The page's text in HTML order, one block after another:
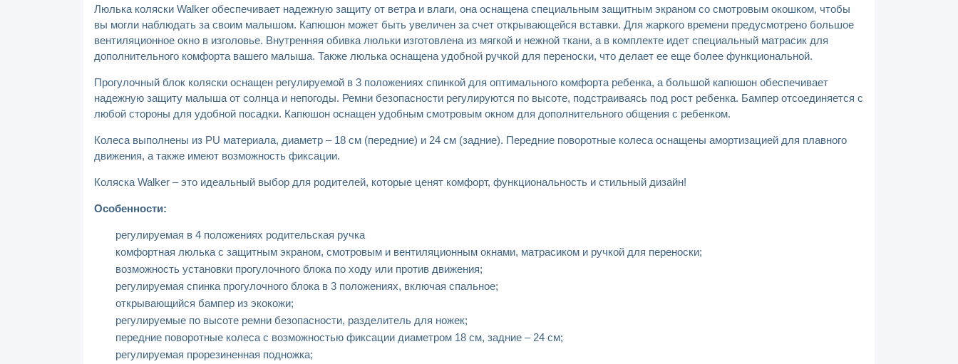
Люлька коляски Walker обеспечивает надежную защиту от ветра и влаги, она оснащена специальным защитным экраном со смотровым окошком, чтобы
вы могли наблюдать за своим малышом. Капюшон может быть увеличен за счет открывающейся вставки. Для жаркого времени предусмотрено большое
вентиляционное окно в изголовье. Внутренняя обивка люльки изготовлена из мягкой и нежной ткани, а в комплекте идет специальный матрасик для
дополнительного комфорта вашего малыша. Также люлька оснащена удобной ручкой для переноски, что делает ее еще более функциональной.
Прогулочный блок коляски оснащен регулируемой в 3 положениях спинкой для оптимального комфорта ребенка, а большой капюшон обеспечивает
надежную защиту малыша от солнца и непогоды. Ремни безопасности регулируются по высоте, подстраиваясь под рост ребенка. Бампер отсоединяется с
любой стороны для удобной посадки. Капюшон оснащен удобным смотровым окном для дополнительного общения с ребенком.
Колеса выполнены из PU материала, диаметр – 18 см (передние) и 24 см (задние). Передние поворотные колеса оснащены амортизацией для плавного
движения, а также имеют возможность фиксации.
Коляска Walker – это идеальный выбор для родителей, которые ценят комфорт, функциональность и стильный дизайн!
Особенности:
регулируемая в 4 положениях родительская ручка
комфортная люлька с защитным экраном, смотровым и вентиляционным окнами, матрасиком и ручкой для переноски;
возможность установки прогулочного блока по ходу или против движения;
регулируемая спинка прогулочного блока в 3 положениях, включая спальное;
открывающийся бампер из экокожи;
регулируемые по высоте ремни безопасности, разделитель для ножек;
передние поворотные колеса с возможностью фиксации диаметром 18 см, задние – 24 см;
регулируемая прорезиненная подножка;